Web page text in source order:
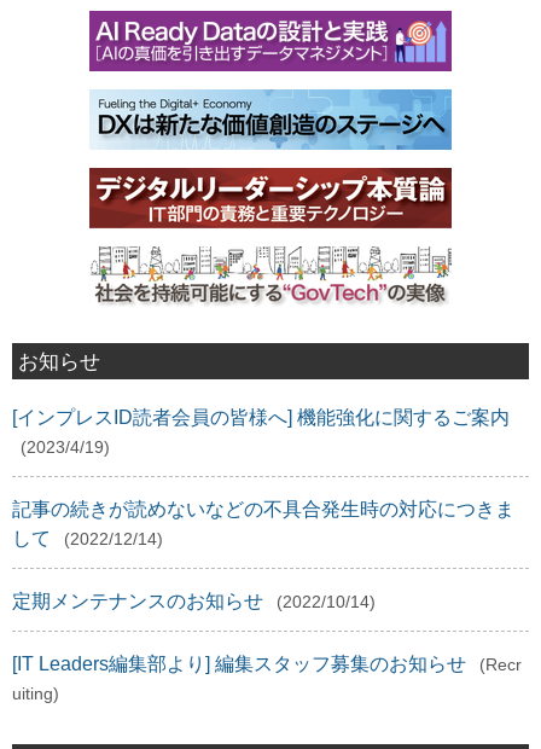
お知らせ
[インプレスID読者会員の皆様へ] 機能強化に関するご案内
(2023/4/19)
記事の続きが読めないなどの不具合発生時の対応につきま
して
(2022/12/14)
定期メンテナンスのお知らせ (2022/10/14)
[IT Leaders編集部より] 編集スタッフ募集のお知らせ
(Recr
uiting)